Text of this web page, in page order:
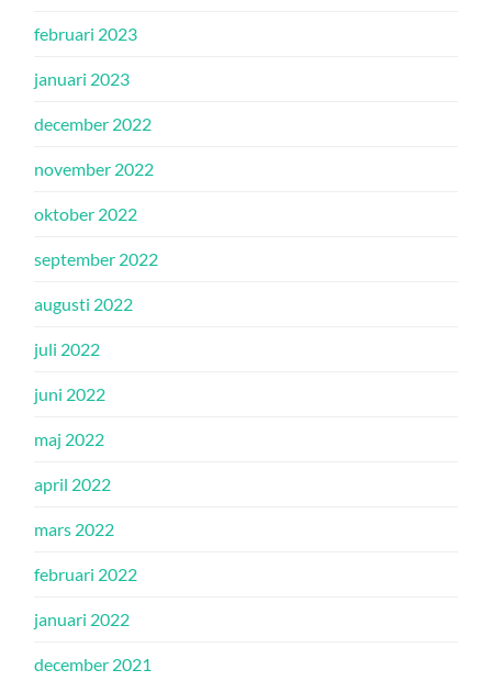
februari 2023
januari 2023
december 2022
november 2022
oktober 2022
september 2022
augusti 2022
juli 2022
juni 2022
maj 2022
april 2022
mars 2022
februari 2022
januari 2022
december 2021